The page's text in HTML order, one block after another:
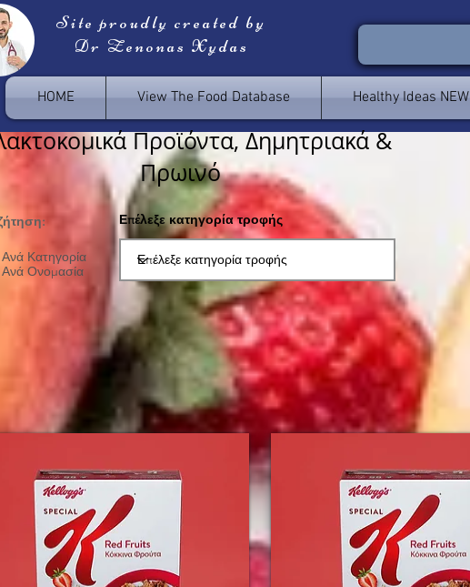
Site proudly created by
Dr Zenonas Xydas
HOME View The Food Database Healthy Ideas NEW
Προϊόντα, Δημητριακά &
Πρωινό
Επέλεξε κατηγορία τροφής
Ανά Κατηγορία
Ανά Ονομασία